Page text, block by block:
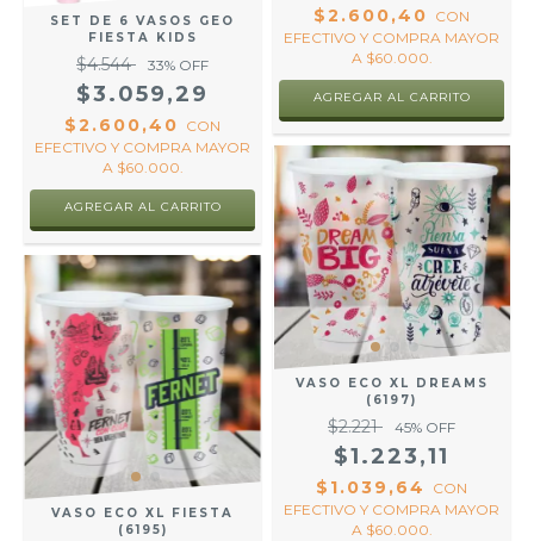
SET DE 6 VASOS GEO
FIESTA KIDS
$4.544 33% OFF
$3.059,29
$2.600,40 CON
EFECTIVO Y COMPRA MAYOR
A $60.000.
AGREGAR AL CARRITO
$2.600,40 CON
EFECTIVO Y COMPRA MAYOR
A $60.000.
AGREGAR AL CARRITO
VASO ECO XL FIESTA
(6195)
VASO ECO XL DREAMS
(6197)
$2.221 45% OFF
$1.223,11
$1.039,64
CON
EFECTIVO Y COMPRA MAYOR
A $60.000.